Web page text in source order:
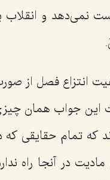
نمى‌دهد و انقلاب
.
انتزاع فصل از
این جواب همان
که تمام حقایقى که
در آنجا راه